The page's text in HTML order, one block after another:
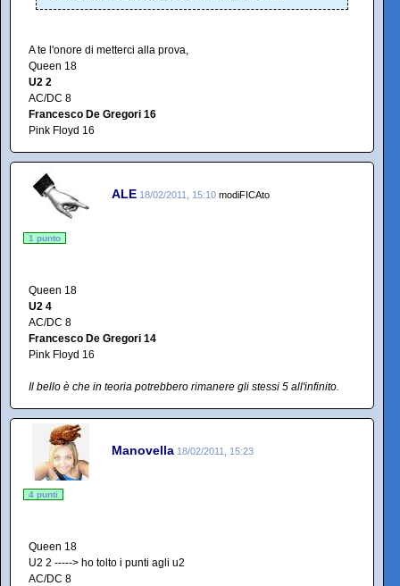
A te l'onore di metterci alla prova,
Queen 18
U2 2
AC/DC 8
Francesco De Gregori 16
Pink Floyd 16
ALE 18/02/2011, 15:10 modiFICAto
1 punto
Queen 18
U2 4
AC/DC 8
Francesco De Gregori 14
Pink Floyd 16
Il bello è che in teoria potrebbero rimanere gli stessi 5 all'infinito.
Manovella 18/02/2011, 15:23
4 punti
Queen 18
U2 2 -----> ho tolto i punti agli u2
AC/DC 8